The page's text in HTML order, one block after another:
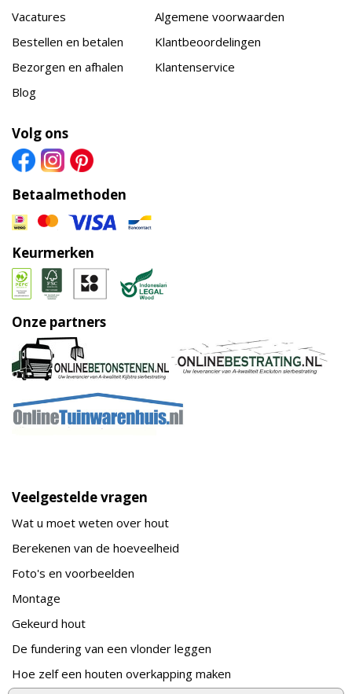
Vacatures
Bestellen en betalen
Bezorgen en afhalen
Blog
Algemene voorwaarden
Klantbeoordelingen
Klantenservice
Volg ons
Betaalmethoden
Keurmerken
Onze partners
Veelgestelde vragen
Wat u moet weten over hout
Berekenen van de hoeveelheid
Foto's en voorbeelden
Montage
Gekeurd hout
De fundering van een vlonder leggen
Hoe zelf een houten overkapping maken